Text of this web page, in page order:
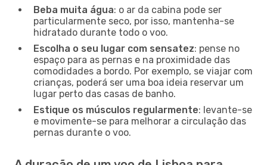
Beba muita água: o ar da cabina pode ser
particularmente seco, por isso, mantenha-se
hidratado durante todo o voo.
Escolha o seu lugar com sensatez: pense no
espaço para as pernas e na proximidade das
comodidades a bordo. Por exemplo, se viajar com
crianças, poderá ser uma boa ideia reservar um
lugar perto das casas de banho.
Estique os músculos regularmente: levante-se
e movimente-se para melhorar a circulação das
pernas durante o voo.